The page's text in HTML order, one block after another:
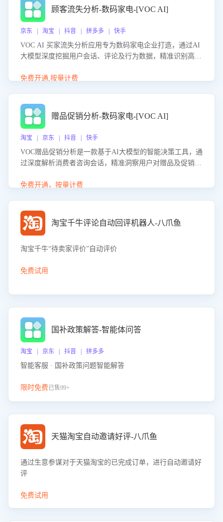
化率，避免陷入单纯价格竞争，实现精准扬长避短。
顾客流失分析-数码家电-[VOC AI]
京东 | 淘宝 | 抖音 | 拼多多 | 快手
VOC AI 买家流失分析应用专为数码家电企业打造，通过AI
大模型深度挖掘用户会话、评论及行为数据，精准识别高流
应延迟、竞品价格冲击等。系统自动输出可落地的挽回策
免费开通,按量计费
赠品促销分析-数码家电-[VOC AI]
淘宝 | 京东 | 抖音 | 快手
VOC赠品促销分析是一款基于AI大模型的智能决策工具，通
过深度解析消费者咨询会话，精准洞察用户对赠品及促销政
销诉求，帮助企业制定个性化赠品组合策略，优化资源投放
免费开通，按量计费
淘宝千牛评论自动回评机器人-八爪鱼
淘宝千牛“待卖家评价”自动评价
免费试用
国补政策解答-智能体问答
淘宝 | 京东 | 抖音 | 拼多多
智能客服 · 国补政策问题智能解答
限时免费已售99+
天猫淘宝自动邀请好评-八爪鱼
通过生意参谋对于天猫淘宝的已完成订单，进行自动邀请好
评
免费试用